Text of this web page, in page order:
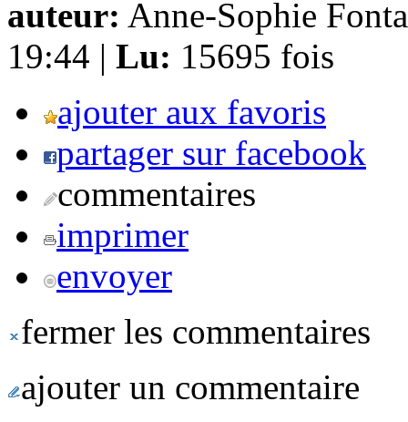
auteur: Anne-Sophie
19:44 | Lu: 15695 fois
ajouter aux favoris
partager sur facebook
commentaires
imprimer
envoyer
fermer les commentaires
ajouter un commentaire